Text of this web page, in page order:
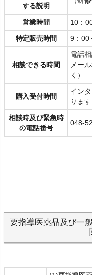
する説明
営業時間 10：
特定販売時間 9：00
相談できる時間
電話
メー
く）
購入受付時間
イン
ります
相談時及び緊急時
の電話番号
048-
要指導医薬品及び一